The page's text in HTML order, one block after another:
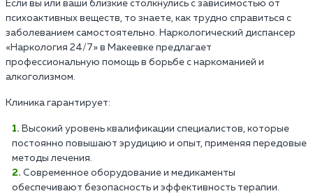
Если вы или ваши близкие столкнулись с зависимостью от
психоактивных веществ, то знаете, как трудно справиться с
заболеванием самостоятельно. Наркологический диспансер
«Наркология 24/7» в Макеевке предлагает
профессиональную помощь в борьбе с наркоманией и
алкоголизмом.
Клиника гарантирует:
Высокий уровень квалификации специалистов, которые
постоянно повышают эрудицию и опыт, применяя передовые
методы лечения.
Современное оборудование и медикаменты
обеспечивают безопасность и эффективность терапии.